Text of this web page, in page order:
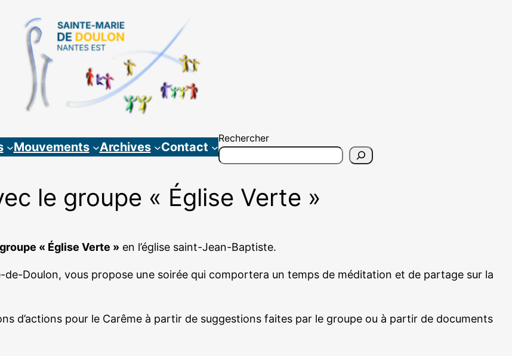
Mouvements Archives Contact
Rechercher
le groupe « Église Verte »
« Église Verte » en l’église saint-Jean-Baptiste.
de-Doulon, vous propose une soirée qui comportera un temps de méditation et de partage sur la
d’actions pour le Carême à partir de suggestions faites par le groupe ou à partir de documents